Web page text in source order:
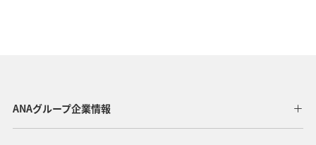
2025/9/1～2026/2/27
対象サ
ケージ（航空券＋宿泊）
対象サ
ケージ（航空券＋宿泊）
ANAグループ企業情報